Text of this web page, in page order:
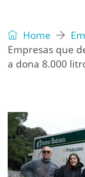
Home
Empresas que
a dona 8.000